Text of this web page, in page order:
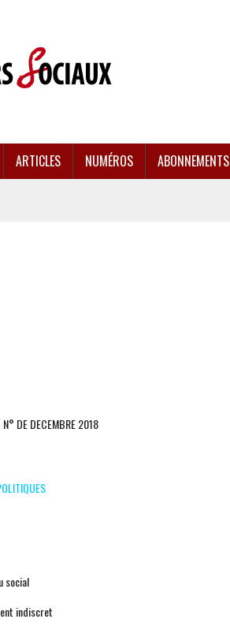
ARTICLES NUMÉROS ABONNEMENTS
N° DE DECEMBRE 2018
social
indiscret